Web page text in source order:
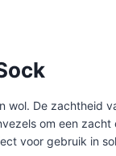
wol. De zachtheid
om een ​​zacht
voor gebruik in